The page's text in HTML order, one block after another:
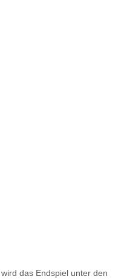
das Endspiel unter den